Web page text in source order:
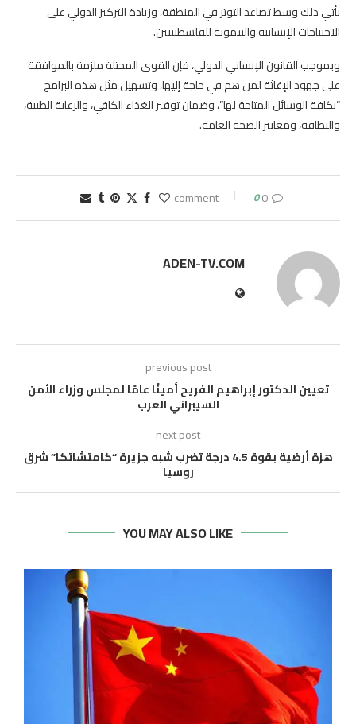
يأتي ذلك وسط تصاعد التوتر في المنطقة، وزيادة التركيز الدولي على
الاحتياجات الإنسانية والتنموية للفلسطينيين.
وبموجب القانون الإنساني الدولي، فإن القوى المحتلة ملزمة بالموافقة
على جهود الإغاثة لمن هم في حاجة إليها، وتسهيل مثل هذه البرامج
“بكافة الوسائل المتاحة لها”، وضمان توفير الغذاء الكافي، والرعاية الطبية،
والنظافة، ومعايير الصحة العامة.
0 comment
0
ADEN-TV.COM
previous post
تعيين الدكتور إبراهيم الفريح أمينًا عامًا لمجلس وزراء الأمن
السيبراني العرب
next post
هزة أرضية بقوة 4.5 درجة تضرب شبه جزيرة “كامتشاتكا” شرق
روسيا
YOU MAY ALSO LIKE